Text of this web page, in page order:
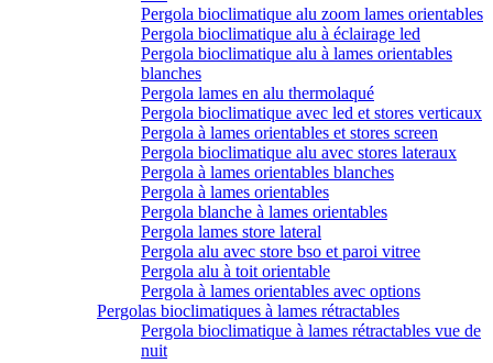
Pergola bioclimatique alu zoom lames orientables
Pergola bioclimatique alu à éclairage led
Pergola bioclimatique alu à lames orientables
blanches
Pergola lames en alu thermolaqué
Pergola bioclimatique avec led et stores verticaux
Pergola à lames orientables et stores screen
Pergola bioclimatique alu avec stores lateraux
Pergola à lames orientables blanches
Pergola à lames orientables
Pergola blanche à lames orientables
Pergola lames store lateral
Pergola alu avec store bso et paroi vitree
Pergola alu à toit orientable
Pergola à lames orientables avec options
Pergolas bioclimatiques à lames rétractables
Pergola bioclimatique à lames rétractables vue de
nuit